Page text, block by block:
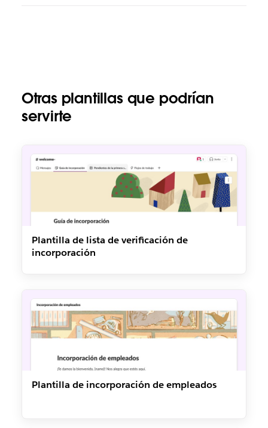
Otras plantillas que podrían
servirte
Plantilla de lista de verificación de
incorporación
Plantilla de incorporación de empleados